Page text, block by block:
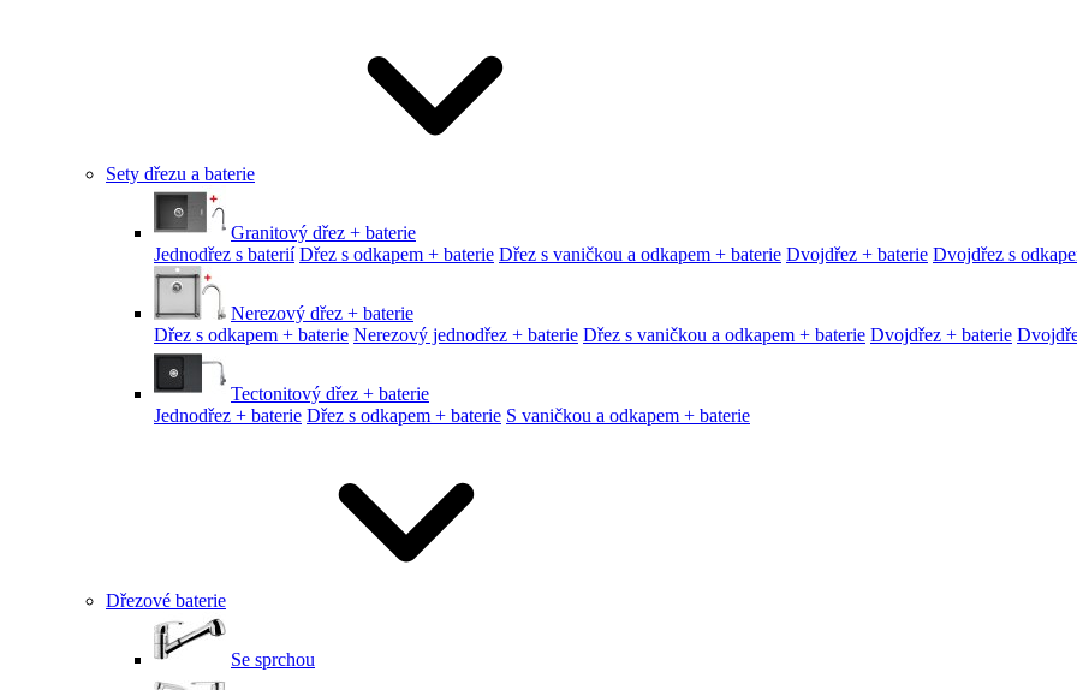
Sety dřezu a baterie
Granitový dřez + baterie
Jednodřez s baterií Dřez s odkapem + baterie Dřez s vaničkou a odkapem + baterie Dvojdřez + baterie Dvojdřez s
Nerezový dřez + baterie
Dřez s odkapem + baterie Nerezový jednodřez + baterie Dřez s vaničkou a odkapem + baterie Dvojdřez + baterie
Tectonitový dřez + baterie
Jednodřez + baterie Dřez s odkapem + baterie S vaničkou a odkapem + baterie
Dřezové baterie
Se sprchou